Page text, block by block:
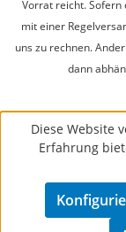
Vorrat reicht.
mit einer
uns zu rechnen.
dann
Diese Website
Erfahrung